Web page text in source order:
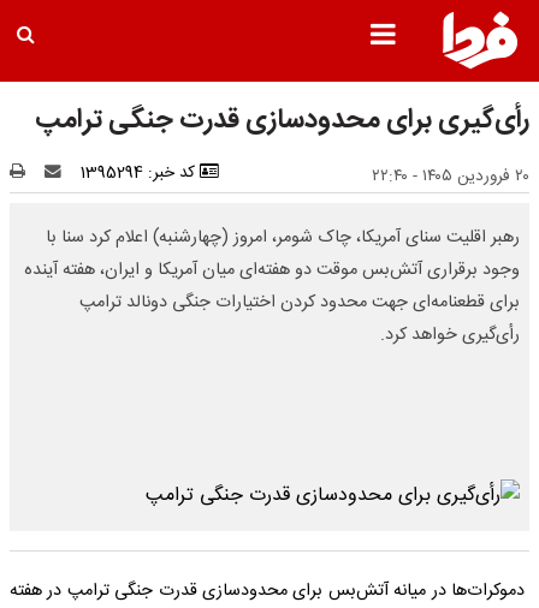
رأی‌گیری برای محدودسازی قدرت جنگی ترامپ
۲۰ فروردین ۱۴۰۵ - ۲۲:۴۰ کد خبر: 1395294
رهبر اقلیت سنای آمریکا، چاک شومر، امروز (چهارشنبه) اعلام کرد سنا با
وجود برقراری آتش‌بس موقت دو هفته‌ای میان آمریکا و ایران، هفته آینده
برای قطعنامه‌ای جهت محدود کردن اختیارات جنگی دونالد ترامپ
رأی‌گیری خواهد کرد. ​
دموکرات‌ها در میانه آتش‌بس برای محدودسازی قدرت جنگی ترامپ در هفته